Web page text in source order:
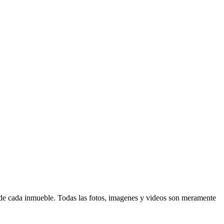
cada inmueble. Todas las fotos, imagenes y videos son meramente